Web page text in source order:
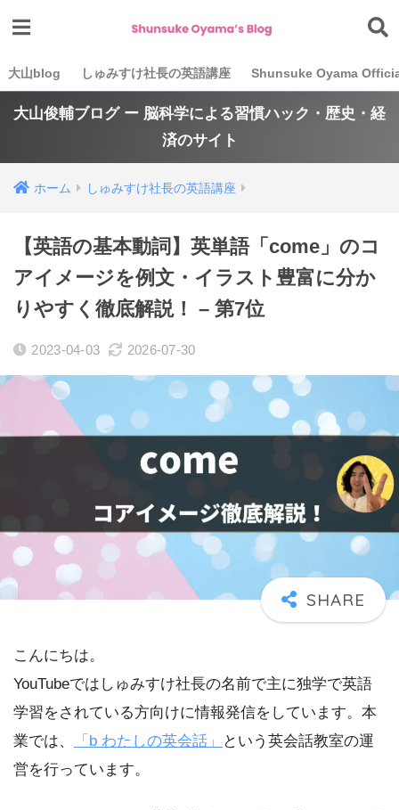
大山blog しゅみすけ社長の英語講座 Shunsuke Oyama
大山俊輔ブログ ー 脳科学による習慣ハック・歴史・経
済のサイト
ホーム しゅみすけ社長の英語講座
【英語の基本動詞】英単語「come」のコ
アイメージを例文・イラスト豊富に分か
りやすく徹底解説！ – 第7位
2023-04-03 2026-07-30
こんにちは。
YouTubeではしゅみすけ社長の名前で主に独学で英語
学習をされている方向けに情報発信をしています。本
業では、
「b わたしの英会話」
という英会話教室の運
営を行っています。